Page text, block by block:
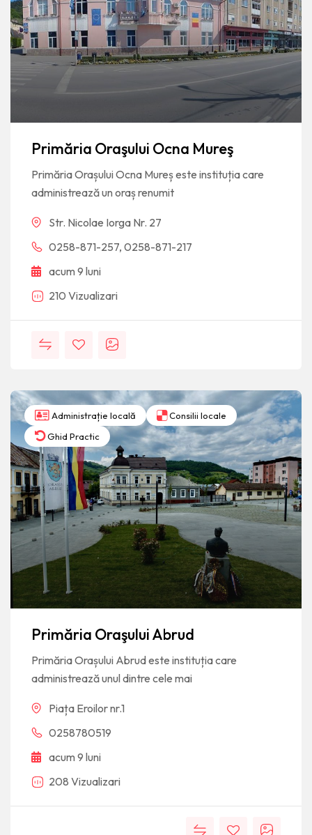
Primăria Oraşului Ocna Mureş
Primăria Orașului Ocna Mureș este instituția care
administrează un oraș renumit
Str. Nicolae Iorga Nr. 27
0258-871-257, 0258-871-217
acum 9 luni
210 Vizualizari
Administrație locală
Consilii locale
Ghid Practic
Primăria Oraşului Abrud
Primăria Orașului Abrud este instituția care
administrează unul dintre cele mai
Piața Eroilor nr.1
0258780519
acum 9 luni
208 Vizualizari